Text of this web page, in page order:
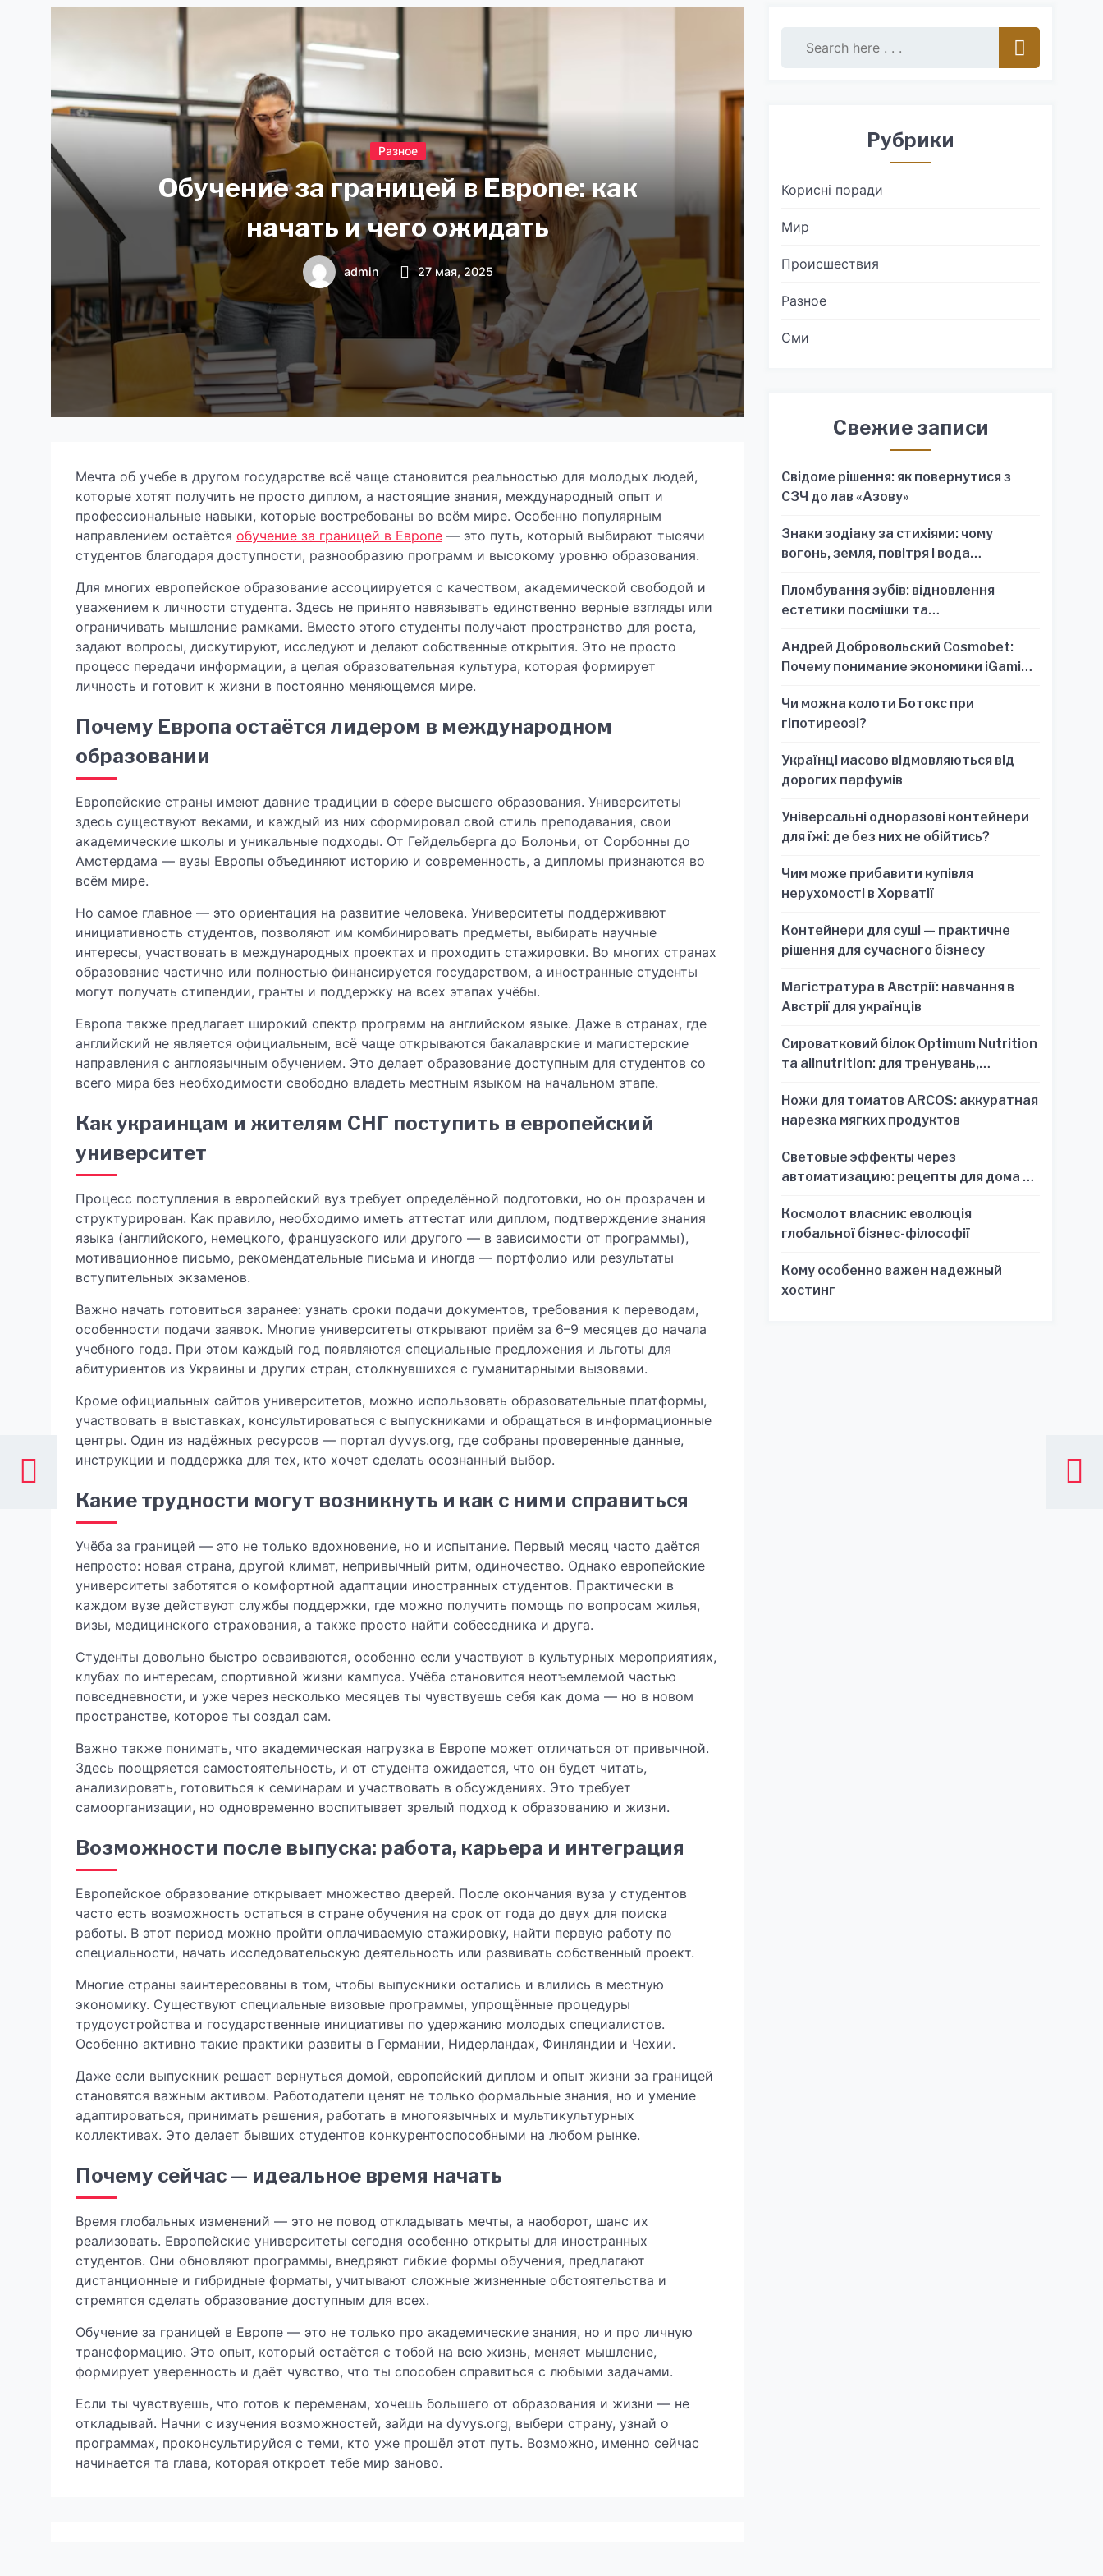
Разное
Обучение за границей в Европе: как
начать и чего ожидать
admin 27 мая, 2025
Мечта об учебе в другом государстве всё чаще становится реальностью для молодых людей,
которые хотят получить не просто диплом, а настоящие знания, международный опыт и
профессиональные навыки, которые востребованы во всём мире. Особенно популярным
направлением остаётся обучение за границей в Европе — это путь, который выбирают тысячи
студентов благодаря доступности, разнообразию программ и высокому уровню образования.
Для многих европейское образование ассоциируется с качеством, академической свободой и
уважением к личности студента. Здесь не принято навязывать единственно верные взгляды или
ограничивать мышление рамками. Вместо этого студенты получают пространство для роста,
задают вопросы, дискутируют, исследуют и делают собственные открытия. Это не просто
процесс передачи информации, а целая образовательная культура, которая формирует
личность и готовит к жизни в постоянно меняющемся мире.
Почему Европа остаётся лидером в международном
образовании
Европейские страны имеют давние традиции в сфере высшего образования. Университеты
здесь существуют веками, и каждый из них сформировал свой стиль преподавания, свои
академические школы и уникальные подходы. От Гейдельберга до Болоньи, от Сорбонны до
Амстердама — вузы Европы объединяют историю и современность, а дипломы признаются во
всём мире.
Но самое главное — это ориентация на развитие человека. Университеты поддерживают
инициативность студентов, позволяют им комбинировать предметы, выбирать научные
интересы, участвовать в международных проектах и проходить стажировки. Во многих странах
образование частично или полностью финансируется государством, а иностранные студенты
могут получать стипендии, гранты и поддержку на всех этапах учёбы.
Европа также предлагает широкий спектр программ на английском языке. Даже в странах, где
английский не является официальным, всё чаще открываются бакалаврские и магистерские
направления с англоязычным обучением. Это делает образование доступным для студентов со
всего мира без необходимости свободно владеть местным языком на начальном этапе.
Как украинцам и жителям СНГ поступить в европейский
университет
Процесс поступления в европейский вуз требует определённой подготовки, но он прозрачен и
структурирован. Как правило, необходимо иметь аттестат или диплом, подтверждение знания
языка (английского, немецкого, французского или другого — в зависимости от программы),
мотивационное письмо, рекомендательные письма и иногда — портфолио или результаты
вступительных экзаменов.
Важно начать готовиться заранее: узнать сроки подачи документов, требования к переводам,
особенности подачи заявок. Многие университеты открывают приём за 6–9 месяцев до начала
учебного года. При этом каждый год появляются специальные предложения и льготы для
абитуриентов из Украины и других стран, столкнувшихся с гуманитарными вызовами.
Кроме официальных сайтов университетов, можно использовать образовательные платформы,
участвовать в выставках, консультироваться с выпускниками и обращаться в информационные
центры. Один из надёжных ресурсов — портал dyvys.org, где собраны проверенные данные,
инструкции и поддержка для тех, кто хочет сделать осознанный выбор.
Какие трудности могут возникнуть и как с ними справиться
Учёба за границей — это не только вдохновение, но и испытание. Первый месяц часто даётся
непросто: новая страна, другой климат, непривычный ритм, одиночество. Однако европейские
университеты заботятся о комфортной адаптации иностранных студентов. Практически в
каждом вузе действуют службы поддержки, где можно получить помощь по вопросам жилья,
визы, медицинского страхования, а также просто найти собеседника и друга.
Студенты довольно быстро осваиваются, особенно если участвуют в культурных мероприятиях,
клубах по интересам, спортивной жизни кампуса. Учёба становится неотъемлемой частью
повседневности, и уже через несколько месяцев ты чувствуешь себя как дома — но в новом
пространстве, которое ты создал сам.
Важно также понимать, что академическая нагрузка в Европе может отличаться от привычной.
Здесь поощряется самостоятельность, и от студента ожидается, что он будет читать,
анализировать, готовиться к семинарам и участвовать в обсуждениях. Это требует
самоорганизации, но одновременно воспитывает зрелый подход к образованию и жизни.
Возможности после выпуска: работа, карьера и интеграция
Европейское образование открывает множество дверей. После окончания вуза у студентов
часто есть возможность остаться в стране обучения на срок от года до двух для поиска
работы. В этот период можно пройти оплачиваемую стажировку, найти первую работу по
специальности, начать исследовательскую деятельность или развивать собственный проект.
Многие страны заинтересованы в том, чтобы выпускники остались и влились в местную
экономику. Существуют специальные визовые программы, упрощённые процедуры
трудоустройства и государственные инициативы по удержанию молодых специалистов.
Особенно активно такие практики развиты в Германии, Нидерландах, Финляндии и Чехии.
Даже если выпускник решает вернуться домой, европейский диплом и опыт жизни за границей
становятся важным активом. Работодатели ценят не только формальные знания, но и умение
адаптироваться, принимать решения, работать в многоязычных и мультикультурных
коллективах. Это делает бывших студентов конкурентоспособными на любом рынке.
Почему сейчас — идеальное время начать
Время глобальных изменений — это не повод откладывать мечты, а наоборот, шанс их
реализовать. Европейские университеты сегодня особенно открыты для иностранных
студентов. Они обновляют программы, внедряют гибкие формы обучения, предлагают
дистанционные и гибридные форматы, учитывают сложные жизненные обстоятельства и
стремятся сделать образование доступным для всех.
Обучение за границей в Европе — это не только про академические знания, но и про личную
трансформацию. Это опыт, который остаётся с тобой на всю жизнь, меняет мышление,
формирует уверенность и даёт чувство, что ты способен справиться с любыми задачами.
Если ты чувствуешь, что готов к переменам, хочешь большего от образования и жизни — не
откладывай. Начни с изучения возможностей, зайди на dyvys.org, выбери страну, узнай о
программах, проконсультируйся с теми, кто уже прошёл этот путь. Возможно, именно сейчас
начинается та глава, которая откроет тебе мир заново.
Рубрики
Корисні поради
Мир
Происшествия
Разное
Сми
Свежие записи
Свідоме рішення: як повернутися з
СЗЧ до лав «Азову»
Знаки зодіаку за стихіями: чому
вогонь, земля, повітря і вода
знак
Пломбування зубів: відновлення
естетики посмішки та
Андрей Добровольский Cosmobet:
Почему понимание экономики iGaming
решений
Чи можна колоти Ботокс при
гіпотиреозі?
Українці масово відмовляються від
дорогих парфумів
Універсальні одноразові контейнери
для їжі: де без них не обійтись?
Чим може прибавити купівля
нерухомості в Хорватії
Контейнери для суші — практичне
рішення для сучасного бізнесу
Магістратура в Австрії: навчання в
Австрії для українців
Сироватковий білок Optimum Nutrition
та allnutrition: для тренувань,
Ножи для томатов ARCOS: аккуратная
нарезка мягких продуктов
Световые эффекты через
автоматизацию: рецепты для дома и
Космолот власник: еволюція
глобальної бізнес-філософії
Кому особенно важен надежный
хостинг